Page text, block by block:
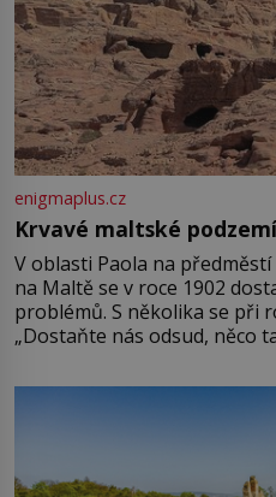
enigmaplus.cz
Krvavé maltské
V oblasti Paola na
na Maltě se v roce 1902
problémů. S několika se při
„Dostaňte nás odsud, něco